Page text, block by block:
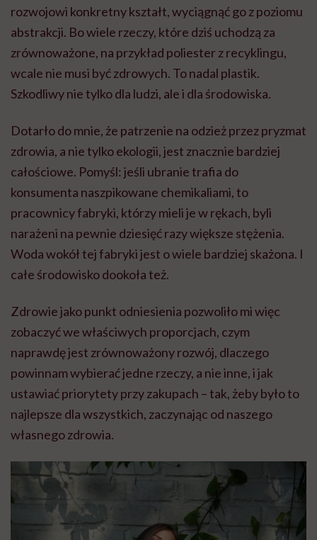
rozwojowi konkretny kształt, wyciągnąć go z poziomu
abstrakcji. Bo wiele rzeczy, które dziś uchodzą za
zrównoważone, na przykład poliester z recyklingu,
wcale nie musi być zdrowych. To nadal plastik.
Szkodliwy nie tylko dla ludzi, ale i dla środowiska.
Dotarło do mnie, że patrzenie na odzież przez pryzmat
zdrowia, a nie tylko ekologii, jest znacznie bardziej
całościowe. Pomyśl: jeśli ubranie trafia do
konsumenta naszpikowane chemikaliami, to
pracownicy fabryki, którzy mieli je w rękach, byli
narażeni na pewnie dziesięć razy większe stężenia.
Woda wokół tej fabryki jest o wiele bardziej skażona. I
całe środowisko dookoła też.
Zdrowie jako punkt odniesienia pozwoliło mi więc
zobaczyć we właściwych proporcjach, czym
naprawdę jest zrównoważony rozwój, dlaczego
powinnam wybierać jedne rzeczy, a nie inne, i jak
ustawiać priorytety przy zakupach – tak, żeby było to
najlepsze dla wszystkich, zaczynając od naszego
własnego zdrowia.